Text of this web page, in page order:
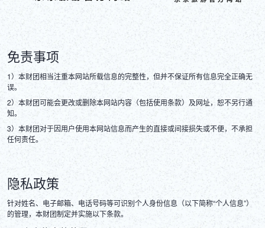
免责事项
1）本财团相当注重本网站所载信息的完整性，但并不保证所有信息完全正确无
误。
2）本财团可能会更改或删除本网站内容（包括使用条款）及网址，恕不另行通
知。
3）本财团对于因用户使用本网站信息而产生的直接或间接损失或不便，不承担
任何责任。
隐私政策
针对姓名、电子邮箱、电话号码等可识别个人身份信息（以下简称“个人信息”）
的管理，本财团制定并实施以下条款。